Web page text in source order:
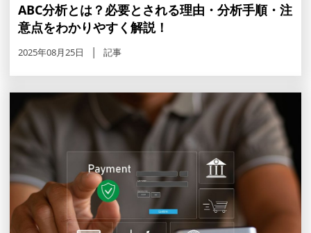
ABC分析とは？必要とされる理由・分析手順・注
意点をわかりやすく解説！
2025年08月25日 記事